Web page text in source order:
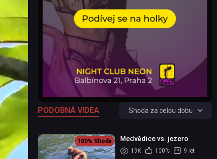
PODOBNÁ VIDEA Shoda za celou dobu
100% Shoda Medvědice vs. jezero
19K 100%
9 let